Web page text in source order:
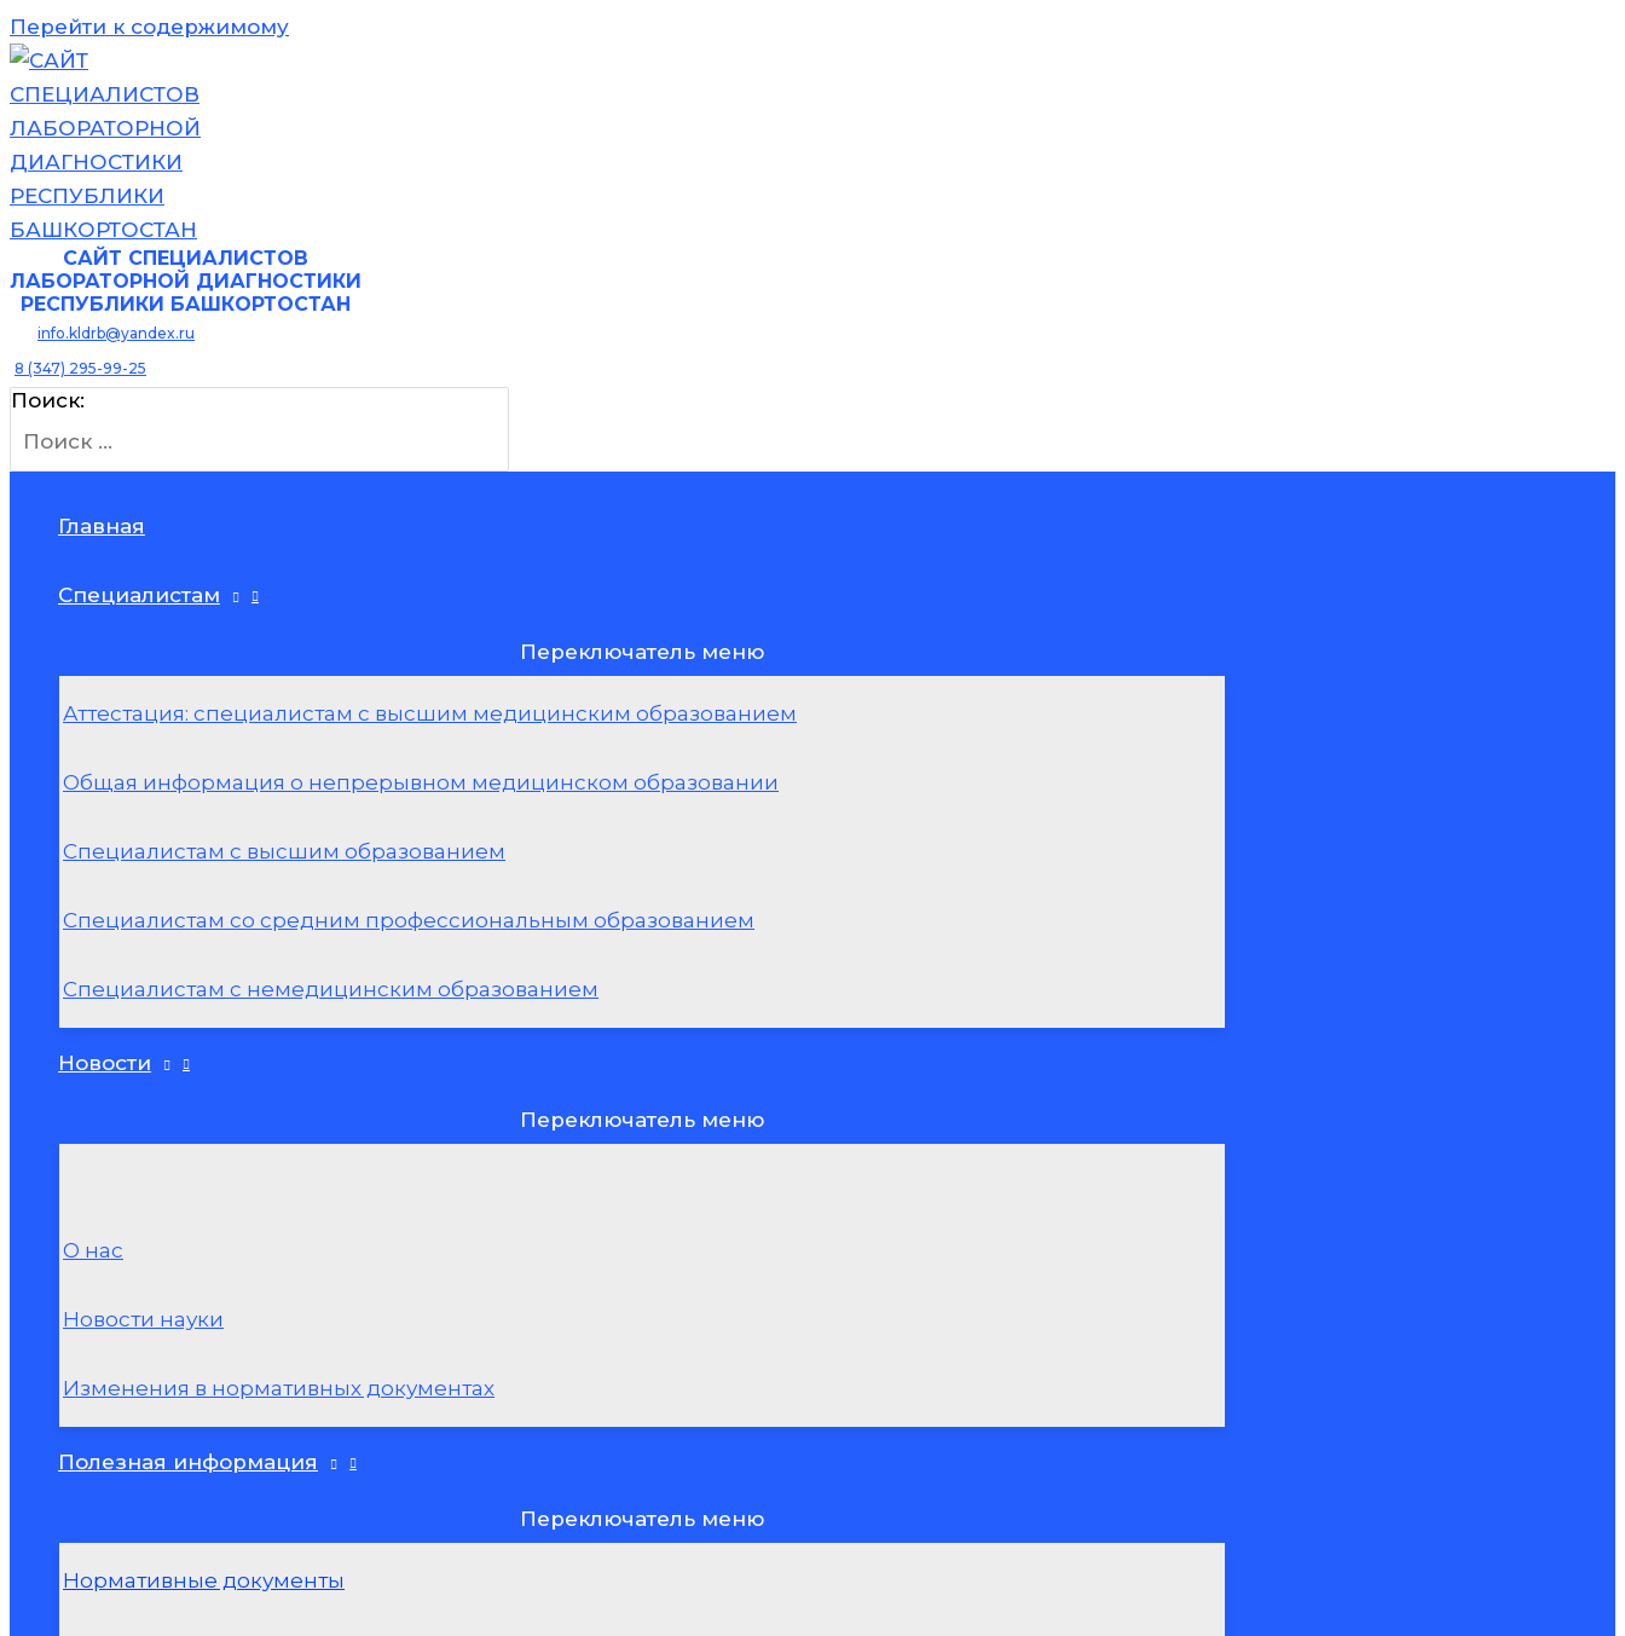
Перейти к содержимому
САЙТ СПЕЦИАЛИСТОВ
ЛАБОРАТОРНОЙ ДИАГНОСТИКИ
РЕСПУБЛИКИ БАШКОРТОСТАН
info.kldrb@yandex.ru
8 (347) 295-99-25
Поиск:
Главная
Специалистам
Переключатель меню
Аттестация: специалистам с высшим медицинским образованием
Общая информация о непрерывном медицинском образовании
Специалистам с высшим образованием
Специалистам со средним профессиональным образованием
Специалистам с немедицинским образованием
Новости
Переключатель меню
О нас
Новости науки
Изменения в нормативных документах
Полезная информация
Переключатель меню
Нормативные документы